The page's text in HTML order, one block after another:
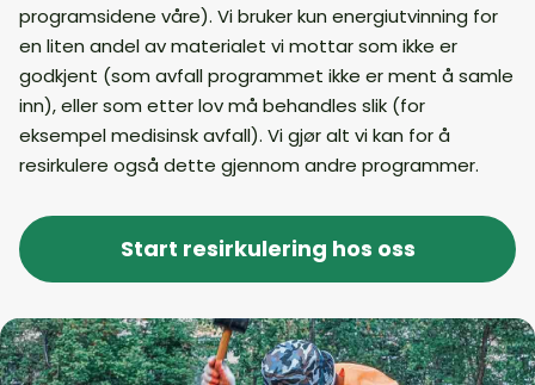
programsidene våre). Vi bruker kun energiutvinning for
en liten andel av materialet vi mottar som ikke er
godkjent (som avfall programmet ikke er ment å samle
inn), eller som etter lov må behandles slik (for
eksempel medisinsk avfall). Vi gjør alt vi kan for å
resirkulere også dette gjennom andre programmer.​
Start resirkulering hos oss